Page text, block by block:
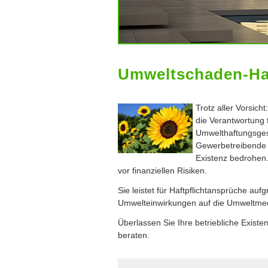
Umweltschaden-
Trotz aller
die Verantwortung
Existenz
vor finanziellen Risiken.
Sie leistet für Haft­pflichtansprüche
Umwelteinwirkungen auf die
Überlassen Sie Ihre betriebliche
beraten.